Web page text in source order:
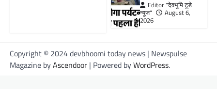
Editor "देवभूमि टूडे
न्यूज"
August 6,
2026
Copyright © 2024 devbhoomi today news | Newspulse
Magazine byAscendoor | Powered byWordPress.